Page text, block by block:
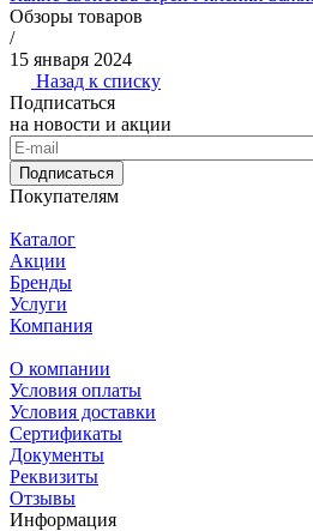
Обзоры товаров
/
15 января 2024
Назад к списку
Подписаться
на новости и акции
Подписаться
Покупателям
Каталог
Акции
Бренды
Услуги
Компания
О компании
Условия оплаты
Условия доставки
Сертификаты
Документы
Реквизиты
Отзывы
Информация